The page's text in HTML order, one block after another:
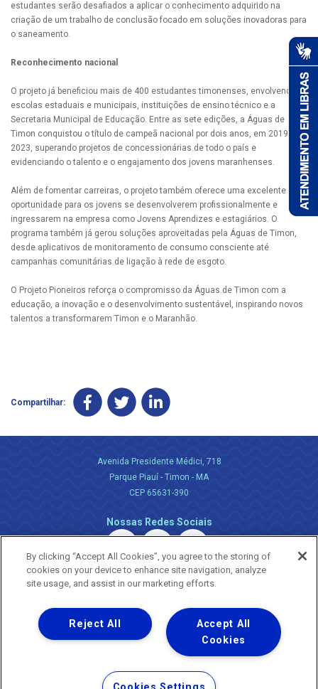
estudantes serão desafiados a aplicar o conhecimento adquirido na
criação de um trabalho de conclusão focado em soluções inovadoras para
o saneamento.
Reconhecimento nacional
O projeto já beneficiou mais de 400 estudantes timonenses, envolvendo
escolas estaduais e municipais, instituições de ensino técnico e a
Secretaria Municipal de Educação. Entre as sete edições, a Águas de
Timon conquistou o título de campeã nacional por dois anos, em 2019 e
2023, superando projetos de concessionárias de todo o país e
evidenciando o talento e o engajamento dos jovens maranhenses.
Além de fomentar carreiras, o projeto também oferece uma excelente
oportunidade para os jovens se desenvolverem profissionalmente e
ingressarem na empresa como Jovens Aprendizes e estagiários. O
programa também já gerou soluções aproveitadas pela Águas de Timon,
desde aplicativos de monitoramento de consumo consciente até
campanhas comunitárias de ligação à rede de esgoto.
O Projeto Pioneiros reforça o compromisso da Águas de Timon com a
educação, a inovação e o desenvolvimento sustentável, inspirando novos
talentos a transformarem Timon e o Maranhão.
Compartilhar:
Avenida Presidente Médici, 718
Parque Piauí - Timon - MA
CEP 65631-390
Nossas Redes Sociais
Uma empresa
Copyright ® 2026 - Todos os Direitos Reservados.
Nossa natureza movimenta a vida
Termos Gerais de Uso de Sites e Aplicativos
By clicking “Accept All Cookies”, you agree to the storing of
cookies on your device to enhance site navigation, analyze
site usage, and assist in our marketing efforts.
Accept All
Cookies
Reject All